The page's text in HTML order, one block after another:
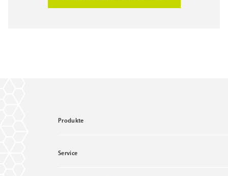
Produkte
Service